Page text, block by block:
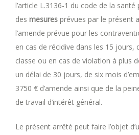
l’article L.3136-1 du code de la
des mesures prévues par le présent
l’amende prévue pour les
en cas de récidive dans les 15 jours,
classe ou en cas de violation à plus
un délai de 30 jours, de six mois
3750 € d’amende ainsi que de la
de travail d’intérêt général.
Le présent arrêté peut faire l’objet